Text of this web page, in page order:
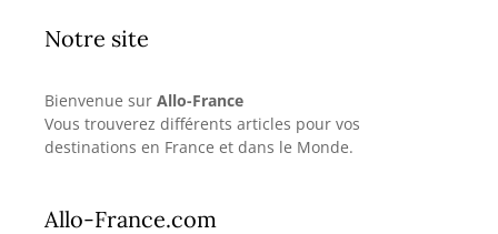
Notre site
Bienvenue sur Allo-France
Vous trouverez différents articles pour vos
destinations en France et dans le Monde.
Allo-France.com